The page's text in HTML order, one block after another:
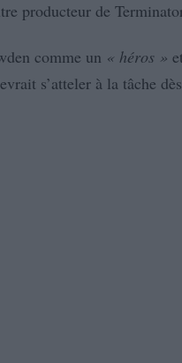
producteur de
comme un « héros »
s’atteler à la tâche